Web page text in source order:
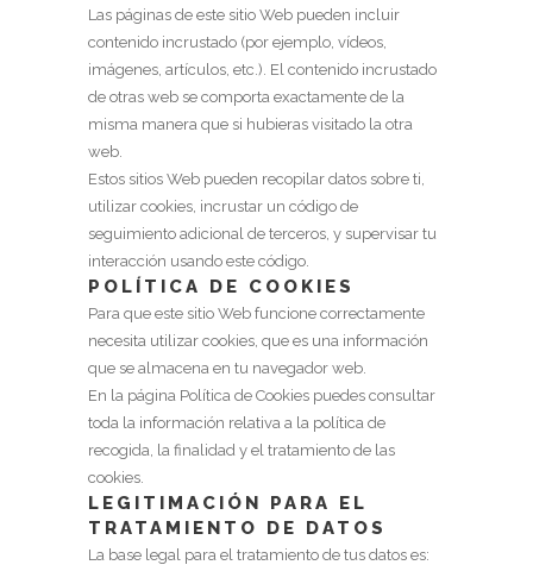
Las páginas de este sitio Web pueden incluir
contenido incrustado (por ejemplo, vídeos,
imágenes, artículos, etc.). El contenido incrustado
de otras web se comporta exactamente de la
misma manera que si hubieras visitado la otra
web.
Estos sitios Web pueden recopilar datos sobre ti,
utilizar cookies, incrustar un código de
seguimiento adicional de terceros, y supervisar tu
interacción usando este código.
POLÍTICA DE COOKIES
Para que este sitio Web funcione correctamente
necesita utilizar cookies, que es una información
que se almacena en tu navegador web.
En la página Política de Cookies puedes consultar
toda la información relativa a la política de
recogida, la finalidad y el tratamiento de las
cookies.
LEGITIMACIÓN PARA EL
TRATAMIENTO DE DATOS
La base legal para el tratamiento de tus datos es: